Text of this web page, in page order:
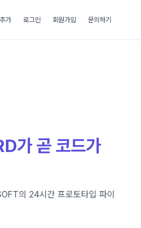
가 로그인 회원가입 문의하기
가 곧 코드가
의 24시간 프로토타입 파이